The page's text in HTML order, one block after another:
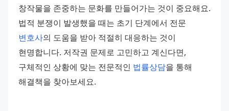
창작물을 존중하는 문화를 만들어가는 것이 중요해요.
변호사의 도움을 받아 적절히 대응하는 것이
현명합니다. 저작권 문제로 고민하고 계신다면,
구체적인 상황에 맞는 전문적인 법률상담을 통해
해결책을 찾아보세요.